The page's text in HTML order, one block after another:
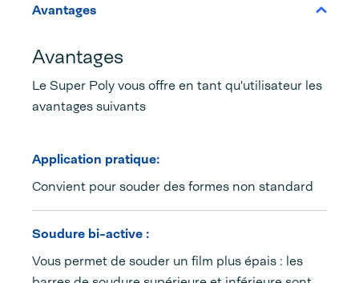
Avantages
Avantages
Le Super Poly vous offre en tant qu'utilisateur les
avantages suivants
Application pratique:
Convient pour souder des formes non standard
Soudure bi-active :
Vous permet de souder un film plus épais : les